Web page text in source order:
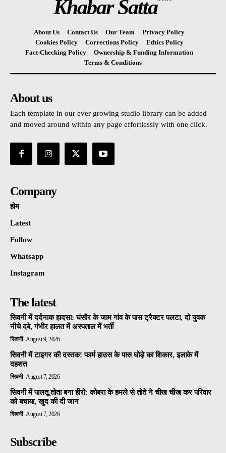
Khabar Satta
About Us Contact Us Our Team
Privacy Policy
Cookies Policy
Corrections Policy
Ethics Policy
Fact-Checking Policy
Ownership & Funding Information
Terms & Conditions
About us
Each template in our ever growing studio library can be added
and moved around within any page effortlessly with one click.
Company
होम
Latest
Follow
Whatsapp
Instagram
The latest
सिवनी में दर्दनाक हादसा: घंसौर के जाम गांव के पास ट्रैक्टर पलटा, दो युवक
नीचे दबे, गंभीर हालत में अस्पताल में भर्ती
सिवनी August 9, 2026
सिवनी में टाइगर की दस्तक! फार्म हाउस के पास घोड़े का शिकार, इलाके में
दहशत
सिवनी August 7, 2026
सिवनी में पालतू तोता बना हीरो: कोबरा के हमले से तोते ने चीख चीख कर परिवार
को बचाया, खुद की दी जान
सिवनी August 7, 2026
Subscribe